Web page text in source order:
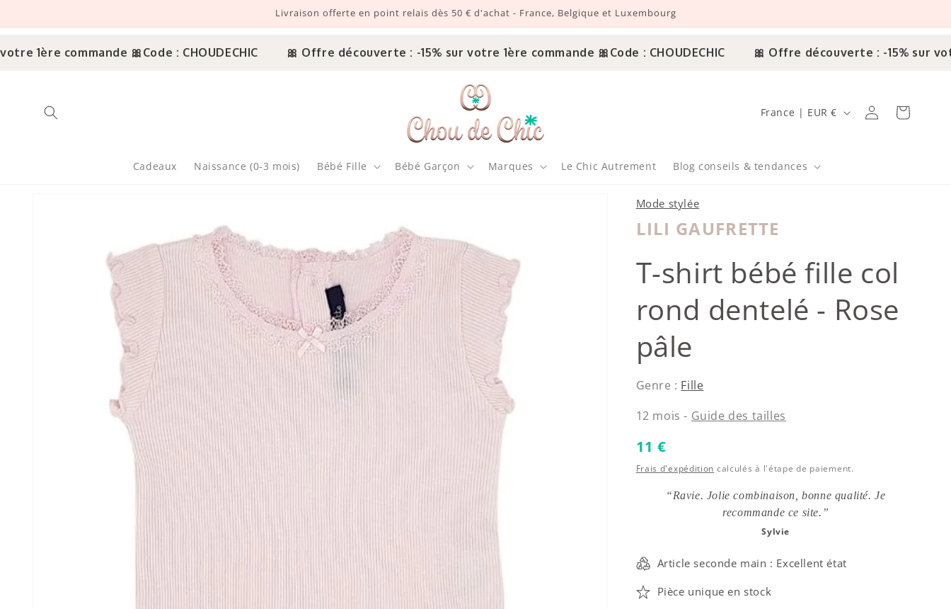
Livraison offerte en point relais dès 50 € d'achat - France, Belgique et Luxembourg
1ère commande 🎀Code : CHOUDECHIC 🎀 Offre découverte : -15% sur votre 1ère commande 🎀Code : CHOUDECHIC 🎀 Offre découverte : -15% sur votre
Cadeaux Naissance (0-3 mois) Bébé Fille Bébé Garçon Marques Le Chic Autrement Blog conseils & tendances
Pays/région France | EUR € ConnexionPanier
Mode stylée
LILI GAUFRETTE
Lili Gaufrette
T-shirt bébé fille col
rond dentelé - Rose
pâle
Genre : Fille
12 mois - Guide des tailles
Prix habituel
11 €
Frais d'expédition calculés à l'étape de paiement.
“Ravie. Jolie combinaison, bonne qualité. Je
recommande ce site.”
Sylvie
Article seconde main : Excellent état
Pièce unique en stock